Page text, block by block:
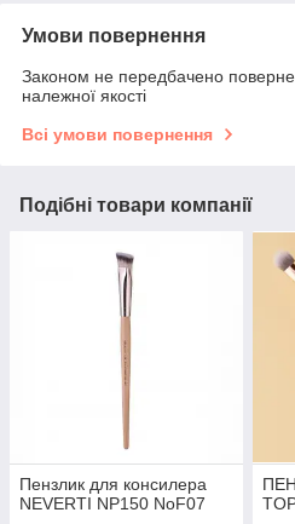
Умови повернення
Законом не передбачено
належної якості
Всі умови повернення
Подібні товари компанії
Пензлик для консилера
NEVERTI NP150 NoF07